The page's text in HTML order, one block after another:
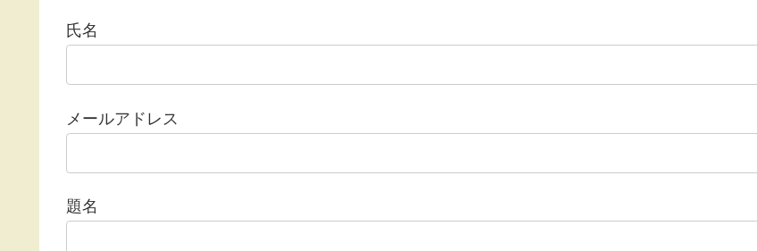
氏名
メールアドレス
題名